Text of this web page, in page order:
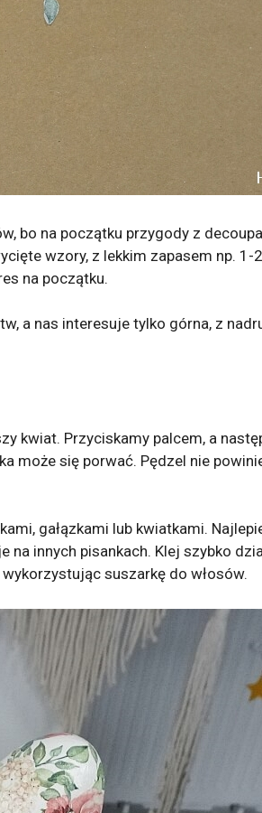
bo na początku przygody z
wzory, z lekkim zapasem np.
na początku.
a nas interesuje tylko górna, z
kwiat. Przyciskamy palcem, a
może się porwać. Pędzel nie
gałązkami lub kwiatkami.
innych pisankach. Klej szybko
suszarkę do włosów.